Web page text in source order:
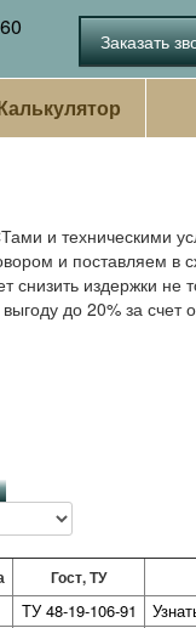
и техническими
и поставляем в
снизить издержки не
до 20% за счет
Гост, ТУ
ТУ 48-19-106-91